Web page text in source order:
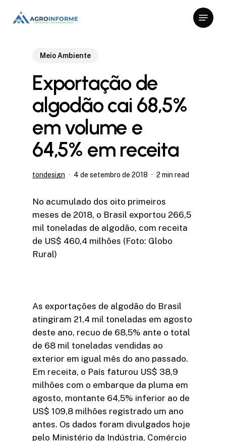
Menu
Meio Ambiente
Exportação de
algodão cai 68,5%
em volume e
64,5% em receita
tondesign 4 de setembro de 2018 2 min read
No acumulado dos oito primeiros
meses de 2018, o Brasil exportou 266,5
mil toneladas de algodão, com receita
de US$ 460,4 milhões (Foto: Globo
Rural)
As exportações de algodão do Brasil
atingiram 21,4 mil toneladas em agosto
deste ano, recuo de 68,5% ante o total
de 68 mil toneladas vendidas ao
exterior em igual mês do ano passado.
Em receita, o País faturou US$ 38,9
milhões com o embarque da pluma em
agosto, montante 64,5% inferior ao de
US$ 109,8 milhões registrado um ano
antes. Os dados foram divulgados hoje
pelo Ministério da Indústria, Comércio